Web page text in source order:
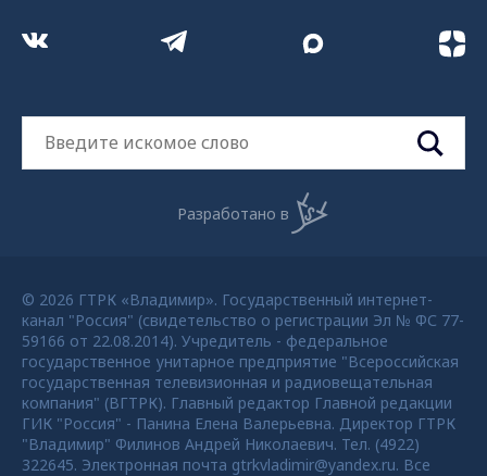
Разработано в
© 2026 ГТРК «Владимир». Государственный интернет-
канал "Россия" (свидетельство о регистрации Эл № ФС 77-
59166 от 22.08.2014). Учредитель - федеральное
государственное унитарное предприятие "Всероссийская
государственная телевизионная и радиовещательная
компания" (ВГТРК). Главный редактор Главной редакции
ГИК "Россия" - Панина Елена Валерьевна. Директор ГТРК
"Владимир" Филинов Андрей Николаевич. Тел. (4922)
322645. Электронная почта gtrkvladimir@yandex.ru. Все